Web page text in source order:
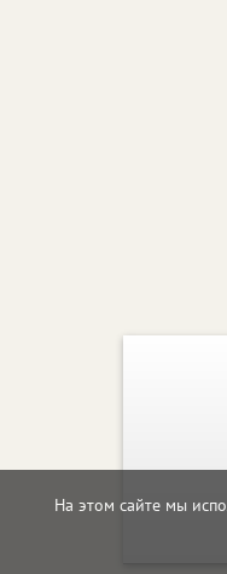
На этом сайте мы